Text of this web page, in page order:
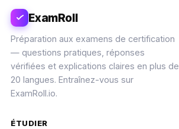
ExamRoll
Préparation aux examens de certification
— questions pratiques, réponses
vérifiées et explications claires en plus de
20 langues. Entraînez-vous sur
ExamRoll.io.
ÉTUDIER